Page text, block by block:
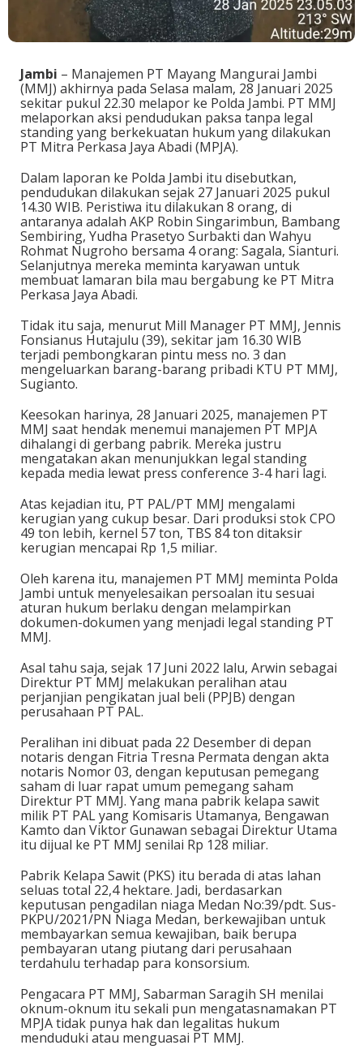
Jambi – Manajemen PT Mayang Mangurai Jambi
(MMJ) akhirnya pada Selasa malam, 28 Januari 2025
sekitar pukul 22.30 melapor ke Polda Jambi. PT MMJ
melaporkan aksi pendudukan paksa tanpa legal
standing yang berkekuatan hukum yang dilakukan
PT Mitra Perkasa Jaya Abadi (MPJA).
Dalam laporan ke Polda Jambi itu disebutkan,
pendudukan dilakukan sejak 27 Januari 2025 pukul
14.30 WIB. Peristiwa itu dilakukan 8 orang, di
antaranya adalah AKP Robin Singarimbun, Bambang
Sembiring, Yudha Prasetyo Surbakti dan Wahyu
Rohmat Nugroho bersama 4 orang: Sagala, Sianturi.
Selanjutnya mereka meminta karyawan untuk
membuat lamaran bila mau bergabung ke PT Mitra
Perkasa Jaya Abadi.
Tidak itu saja, menurut Mill Manager PT MMJ, Jennis
Fonsianus Hutajulu (39), sekitar jam 16.30 WIB
terjadi pembongkaran pintu mess no. 3 dan
mengeluarkan barang-barang pribadi KTU PT MMJ,
Sugianto.
Keesokan harinya, 28 Januari 2025, manajemen PT
MMJ saat hendak menemui manajemen PT MPJA
dihalangi di gerbang pabrik. Mereka justru
mengatakan akan menunjukkan legal standing
kepada media lewat press conference 3-4 hari lagi.
Atas kejadian itu, PT PAL/PT MMJ mengalami
kerugian yang cukup besar. Dari produksi stok CPO
49 ton lebih, kernel 57 ton, TBS 84 ton ditaksir
kerugian mencapai Rp 1,5 miliar.
Oleh karena itu, manajemen PT MMJ meminta Polda
Jambi untuk menyelesaikan persoalan itu sesuai
aturan hukum berlaku dengan melampirkan
dokumen-dokumen yang menjadi legal standing PT
MMJ.
Asal tahu saja, sejak 17 Juni 2022 lalu, Arwin sebagai
Direktur PT MMJ melakukan peralihan atau
perjanjian pengikatan jual beli (PPJB) dengan
perusahaan PT PAL.
Peralihan ini dibuat pada 22 Desember di depan
notaris dengan Fitria Tresna Permata dengan akta
notaris Nomor 03, dengan keputusan pemegang
saham di luar rapat umum pemegang saham
Direktur PT MMJ. Yang mana pabrik kelapa sawit
milik PT PAL yang Komisaris Utamanya, Bengawan
Kamto dan Viktor Gunawan sebagai Direktur Utama
itu dijual ke PT MMJ senilai Rp 128 miliar.
Pabrik Kelapa Sawit (PKS) itu berada di atas lahan
seluas total 22,4 hektare. Jadi, berdasarkan
keputusan pengadilan niaga Medan No:39/pdt. Sus-
PKPU/2021/PN Niaga Medan, berkewajiban untuk
membayarkan semua kewajiban, baik berupa
pembayaran utang piutang dari perusahaan
terdahulu terhadap para konsorsium.
Pengacara PT MMJ, Sabarman Saragih SH menilai
oknum-oknum itu sekali pun mengatasnamakan PT
MPJA tidak punya hak dan legalitas hukum
menduduki atau menguasai PT MMJ.